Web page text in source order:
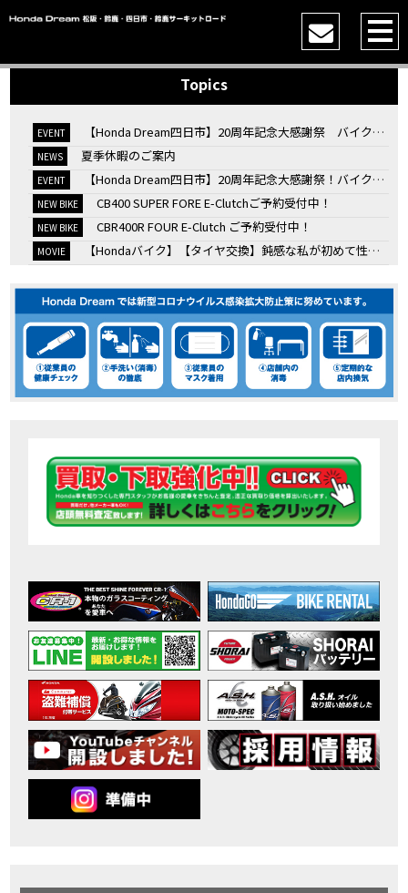
Topics
EVENT 【Honda Dream四日市】20周年記念大感謝祭 バイク女子トークショー
NEWS 夏季休暇のご案内
EVENT 【Honda Dream四日市】20周年記念大感謝祭！バイク女子トークショー
NEW BIKE CB400 SUPER FORE E-Clutchご予約受付中！
NEW BIKE CBR400R FOUR E-Clutch ご予約受付中！
MOVIE 【Hondaバイク】【タイヤ交換】鈍感な私が初めて性能を実感した【三重県】【Honda DREAM】
EVENT KOOD クロモリアクスルシャフトお客様のバイクで体感試走
MOVIE 【三重→香川】このバイク、なんだと思いますか？【ホンダ バイク】【Honda DREAM】【三重県】
EVENT “コカ・コーラ”鈴鹿８時間耐久ロードレース 第47回大会「TSR応援席プレミアムチケット販売開始！」
MOVIE 【ホンダ バイク】バイクを長持ちさせる洗車を教えてもらった【プロの裏ワザ】
MOVIE 【ホンダ バイク】CRF1100L Africa Twinは女性ライダーでも快適か？四国ツーリング【X-ADVオーナー目線】
MOVIE 【ホンダ バイク】 ホンダドリーム鈴鹿の未公開シーン【モトベはつこ】
MOVIE 最新のアフリカツインどう？妹とHondaDreamのバイク全部見た結果｜Honda SuperCub
MOVIE 【ホンダ バイク】「ボカロ文化」を知ろう ナビゲーションをスキップ 検索 作成 6 アバターの画像 三重県を巡る女性ライダーの4日間！ポケふた全制覇ツーリング Honda CB1000F
CAMPAIGN 免許取得サポートキャンペーン実施中！
EVENT ［三重県下最大級のバイクイベント］2026MIE BIKE FES開催
MOVIE 【ホンダ バイク】【バイク女子】怖くて乗れなかったあの憧れバイク、ついに乗ります！
MOVIE 【ホンダ バイク】バイクが動かなくなった…原因不明で入院します
CAMPAIGN Rebel 250 E-Clutch シリーズ 洋用品購入サポートキャンペーン
MOVIE 【ホンダ バイク】CB1000F 4台で三重県ツーリング！梅本まどかさん、MIISAさんと一日笑った【ポケふた】Honda
MOVIE 【ホンダ バイク】【GB350C S】梅本まどかさんと三重県ツーリング満喫しました！ポケふた探し第1弾【モトブログ】
MOVIE 【ホンダドリーム新春初売り特別企画】のご紹介！！
MOVIE こんなことある？！CB1000Fでツーリングイベントに参戦したのだが・・
【新車】CB1000Fで11時間ツーリングした素直なレビュー【モトブログ】Honda CB
MOVIE 【事故寸前】200kmレッカー、そしてさらなる原因が判明し、修理代が膨れ上がった結果